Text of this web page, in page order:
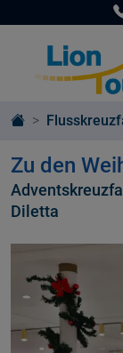
Zu den
Diletta